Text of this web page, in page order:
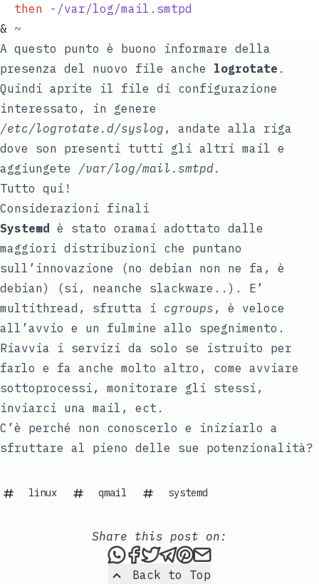
  then
-/var/log/mail.smtpd
& ~
A questo punto è buono informare della
presenza del nuovo file anche logrotate .
Quindi aprite il file di configurazione
interessato, in genere
/etc/logrotate.d/syslog , andate alla riga
dove son presenti tutti gli altri mail e
aggiungete /var/log/mail.smtpd.
Tutto qui!
Considerazioni finali
Systemd è stato oramai adottato dalle
maggiori distribuzioni che puntano
sull’innovazione (no debian non ne fa, è
debian) (si, neanche slackware..). E’
multithread, sfrutta i cgroups , è veloce
all’avvio e un fulmine allo spegnimento.
Riavvia i servizi da solo se istruito per
farlo e fa anche molto altro, come avviare
sottoprocessi, monitorare gli stessi,
inviarci una mail, ect.
C’è perché non conoscerlo e iniziarlo a
sfruttare al pieno delle sue potenzionalità?
linux qmail systemd
Back to Top
Share this post on:
Share this post via
Share this post on
Tweet this post
Share this post via
Share this post
Share this